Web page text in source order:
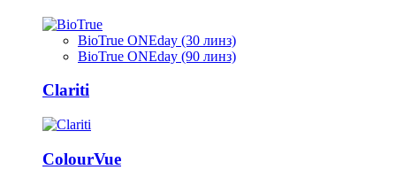
BioTrue ONEday (30 линз)
BioTrue ONEday (90 линз)
Clariti
ColourVue